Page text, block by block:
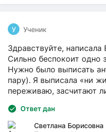
У Ученик
Здравствуйте,
Сильно беспокоит одно
Нужно было выписать
пару). Я выписала «ни
переживаю, засчитают
Ответ дан
Светлана Борисовна